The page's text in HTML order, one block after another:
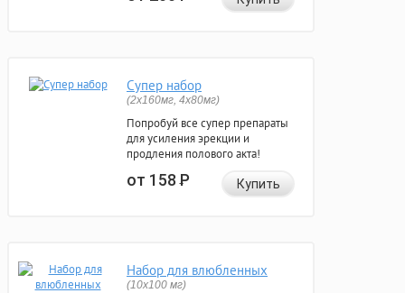
Супер набор
(2х160мг, 4х80мг)
Попробуй все супер препараты
для усиления эрекции и
продления полового акта!
от 158Р Купить
Набор для влюбленных
(10х100 мг)